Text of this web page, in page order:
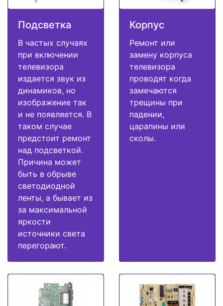
Подсветка
В частых случаях
при включении
телевизора
издается звук из
динамиков, но
изображение так
и не появляется. В
таком случае
предстоит ремонт
над подсветкой.
Причина может
быть в обрыве
светодиодной
ленты, а бывает из
за максимальной
яркости
источники света
перегорают.
Корпус
Ремонт или
замену корпуса
телевизора
проводят когда
замечаются
трещины при
падении,
царапины или
сколы.